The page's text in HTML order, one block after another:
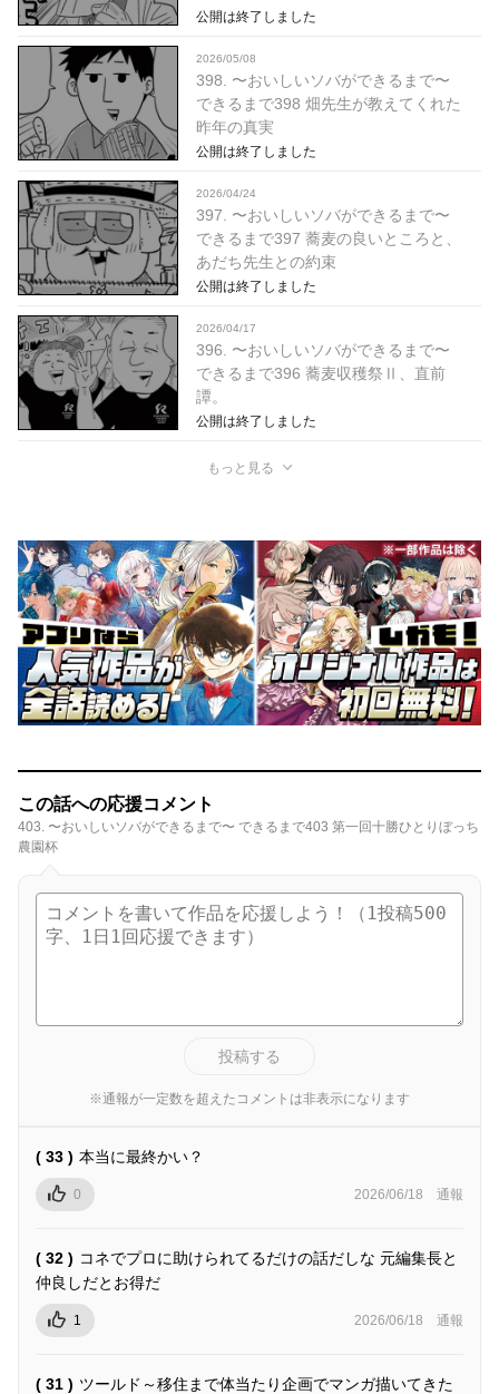
公開は終了しました
2026/05/08
398. 〜おいしいソバができるまで〜
できるまで398 畑先生が教えてくれた
昨年の真実
公開は終了しました
2026/04/24
397. 〜おいしいソバができるまで〜
できるまで397 蕎麦の良いところと、
あだち先生との約束
公開は終了しました
2026/04/17
396. 〜おいしいソバができるまで〜
できるまで396 蕎麦収穫祭Ⅱ、直前
譚。
公開は終了しました
もっと見る
この話への応援コメント
403. 〜おいしいソバができるまで〜 できるまで403 第一回十勝ひとりぼっち
農園杯
投稿する
※通報が一定数を超えたコメントは非表示になります
( 33 ) 本当に最終かい？
0 2026/06/18 通報
( 32 ) コネでプロに助けられてるだけの話だしな 元編集長と
仲良しだとお得だ
1 2026/06/18 通報
( 31 ) ツールド～移住まで体当たり企画でマンガ描いてきた